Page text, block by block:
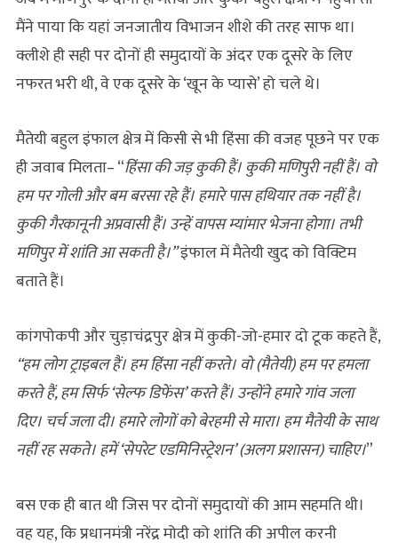
मैंने पाया कि यहां जनजातीय विभाजन शीशे की तरह साफ था।
क्लीशे ही सही पर दोनों ही समुदायों के अंदर एक दूसरे के लिए
नफरत भरी थी, वे एक दूसरे के ‘खून के प्यासे’ हो चले थे।
मैतेयी बहुल इंफाल क्षेत्र में किसी से भी हिंसा की वजह पूछने पर एक
ही जवाब मिलता– “हिंसा की जड़ कुकी हैं। कुकी मणिपुरी नहीं हैं। वो
हम पर गोली और बम बरसा रहे हैं। हमारे पास हथियार तक नहीं है।
कुकी गैरकानूनी अप्रवासी हैं। उन्हें वापस म्यांमार भेजना होगा। तभी
मणिपुर में शांति आ सकती है।”इंफाल में मैतेयी खुद को विक्टिम
बताते हैं।
कांगपोकपी और चुड़ाचंद्रपुर क्षेत्र में कुकी-जो-हमार दो टूक कहते हैं,
“हम लोग ट्राइबल हैं। हम हिंसा नहीं करते। वो (मैतेयी) हम पर हमला
करते हैं,हम सिर्फ‘सेल्फ डिफेंस’करते हैं। उन्होंने हमारे गांव जला
दिए। चर्च जला दी। हमारे लोगों को बेरहमी से मारा।हम मैतेयी के साथ
नहीं रह सकते। हमें‘सेपरेट एडमिनिस्ट्रेशन’ (अलग प्रशासन) चाहिए।”
बस एक ही बात थी जिस पर दोनों समुदायों की आम सहमति थी।
वह यह, कि प्रधानमंत्री नरेंद्र मोदी को शांति की अपील करनी